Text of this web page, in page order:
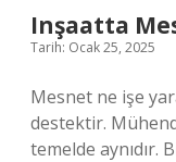
Inşaatta
Tarih: Ocak 25, 2025
Mesnet ne işe
destektir.
temelde aynıdır.